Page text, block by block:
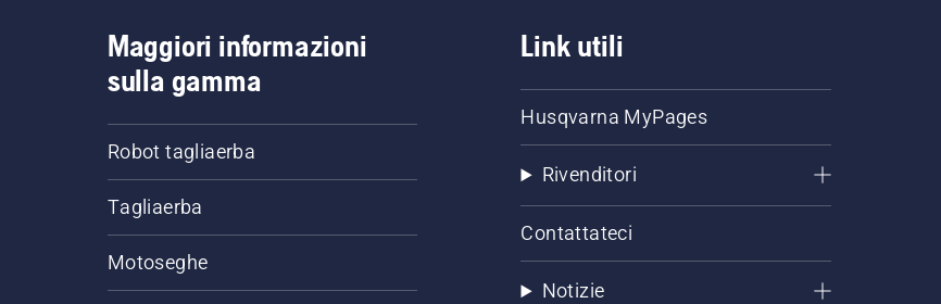
Maggiori informazioni
sulla gamma
Robot tagliaerba
Tagliaerba
Motoseghe
Link utili
Husqvarna MyPages
Rivenditori
Contattateci
Notizie